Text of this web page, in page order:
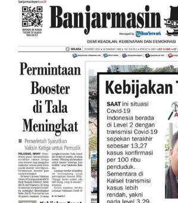
Syarat Vaksinasi
Booster Kebijakan